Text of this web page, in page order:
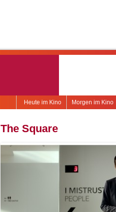
Morgen im Kino
Heute im Kino
The Square